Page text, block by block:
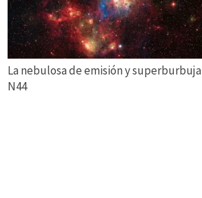
La nebulosa de emisión y superburbuja
N44